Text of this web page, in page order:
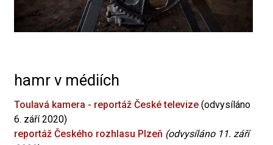
hamr v médiích
Toulavá kamera - reportáž České televize (odvysíláno
6. září 2020)
reportáž Českého rozhlasu Plzeň (odvysíláno 11. září